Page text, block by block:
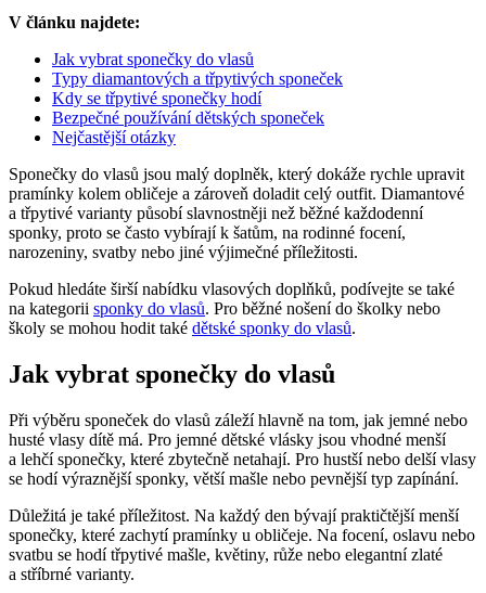
V článku najdete:
Jak vybrat sponečky do vlasů
Typy diamantových a třpytivých sponeček
Kdy se třpytivé sponečky hodí
Bezpečné používání dětských sponeček
Nejčastější otázky
Sponečky do vlasů jsou malý doplněk, který dokáže rychle upravit
pramínky kolem obličeje a zároveň doladit celý outfit. Diamantové
a třpytivé varianty působí slavnostněji než běžné každodenní
sponky, proto se často vybírají k šatům, na rodinné focení,
narozeniny, svatby nebo jiné výjimečné příležitosti.
Pokud hledáte širší nabídku vlasových doplňků, podívejte se také
na kategorii sponky do vlasů. Pro běžné nošení do školky nebo
školy se mohou hodit také dětské sponky do vlasů.
Jak vybrat sponečky do vlasů
Při výběru sponeček do vlasů záleží hlavně na tom, jak jemné nebo
husté vlasy dítě má. Pro jemné dětské vlásky jsou vhodné menší
a lehčí sponečky, které zbytečně netahají. Pro hustší nebo delší vlasy
se hodí výraznější sponky, větší mašle nebo pevnější typ zapínání.
Důležitá je také příležitost. Na každý den bývají praktičtější menší
sponečky, které zachytí pramínky u obličeje. Na focení, oslavu nebo
svatbu se hodí třpytivé mašle, květiny, růže nebo elegantní zlaté
a stříbrné varianty.